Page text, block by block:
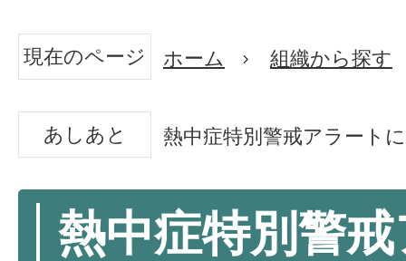
現在のページ ホーム 組織から探す
あしあと 熱中症特別警戒アラート
熱中症特別警